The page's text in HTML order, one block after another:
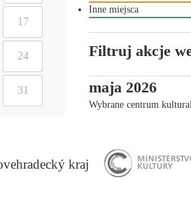
17
24
31
Inne miejsca
Filtruj akcje
maja 2026
Wybrane centrum